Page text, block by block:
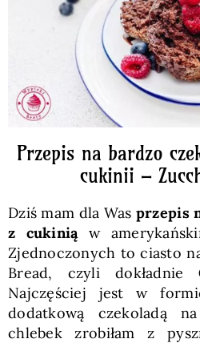
Przepis na bardzo
cukinii –
Dziś mam dla Was przepis
z cukiniąw
Zjednoczonych to ciasto
Bread, czyli dokładnie
Najczęściej jest w
dodatkową czekoladą
chlebek zrobiłam z